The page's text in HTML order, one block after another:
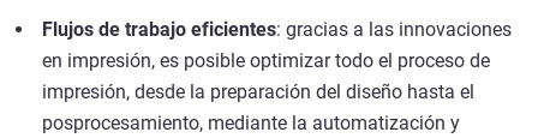
Flujos de trabajo eficientes: gracias a las innovaciones
en impresión, es posible optimizar todo el proceso de
impresión, desde la preparación del diseño hasta el
posprocesamiento, mediante la automatización y